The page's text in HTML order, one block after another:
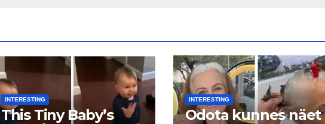
INTERESTING
This Tiny Baby’s
INTERESTING
Odota kunnes näet